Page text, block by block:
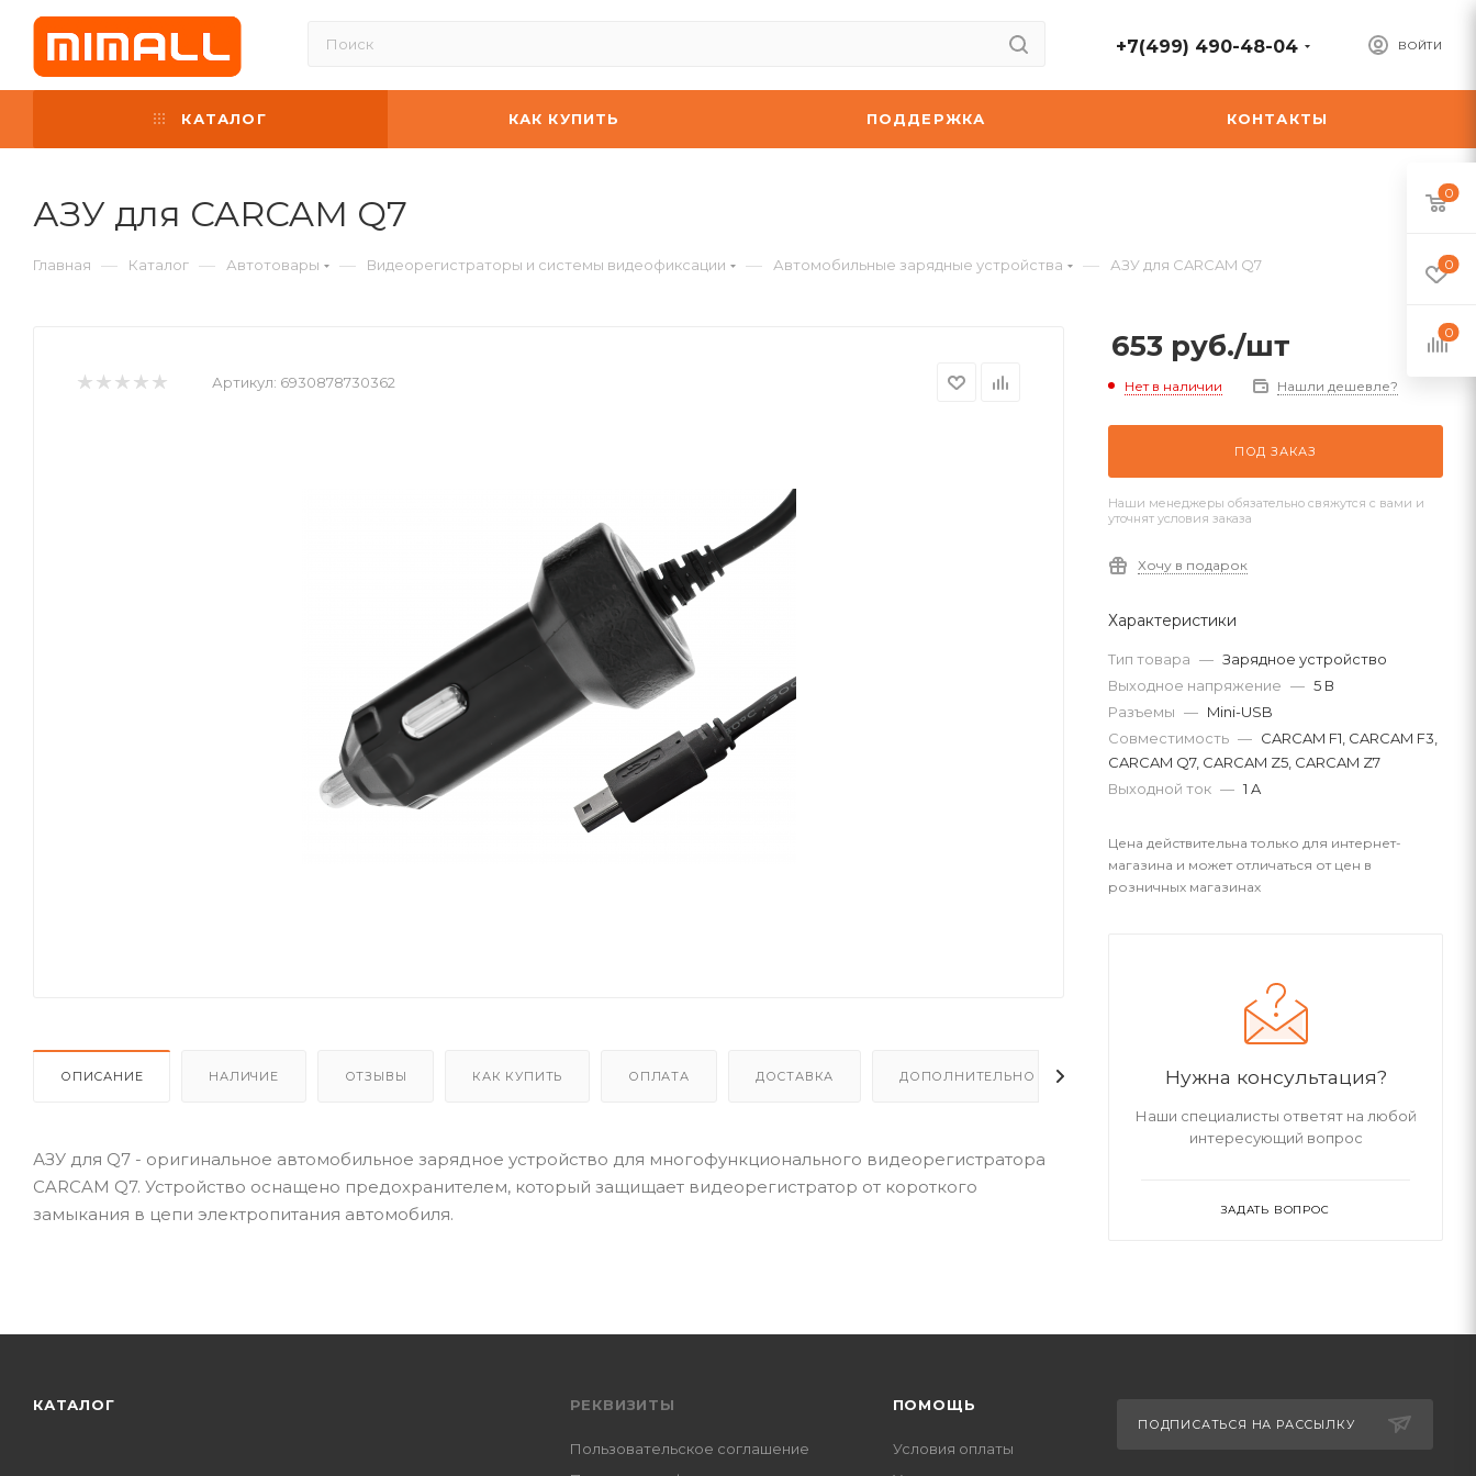
ВОЙТИ
+7(499) 490-48-04
КАТАЛОГ КАК КУПИТЬ ПОДДЕРЖКА КОНТАКТЫ
АЗУ для CARCAM Q7
Главная — Каталог — Автотовары — Видеорегистраторы и системы видеофиксации — Автомобильные зарядные устройства — АЗУ для CARCAM Q7
Артикул: 6930878730362
ОПИСАНИЕ НАЛИЧИЕ ОТЗЫВЫ КАК КУПИТЬ ОПЛАТА ДОСТАВКА ДОПОЛНИТЕЛЬНО
АЗУ для Q7 - оригинальное автомобильное зарядное устройство для многофункционального видеорегистратора
CARCAM Q7. Устройство оснащено предохранителем, который защищает видеорегистратор от короткого
замыкания в цепи электропитания автомобиля.
653 руб./шт
Нет в наличии Нашли дешевле?
ПОД ЗАКАЗ
Наши менеджеры обязательно свяжутся с вами и
уточнят условия заказа
Хочу в подарок
Характеристики
Тип товара — Зарядное устройство
Выходное напряжение — 5 В
Разъемы — Mini-USB
Совместимость — CARCAM F1, CARCAM F3,
CARCAM Q7, CARCAM Z5, CARCAM Z7
Выходной ток — 1 A
Цена действительна только для интернет-
магазина и может отличаться от цен в
розничных магазинах
Нужна консультация?
Наши специалисты ответят на любой
интересующий вопрос
ЗАДАТЬ ВОПРОС
КАТАЛОГ РЕКВИЗИТЫ
Пользовательское соглашение
ПОМОЩЬ
Условия оплаты
ПОДПИСАТЬСЯ НА РАССЫЛКУ
0
0
0